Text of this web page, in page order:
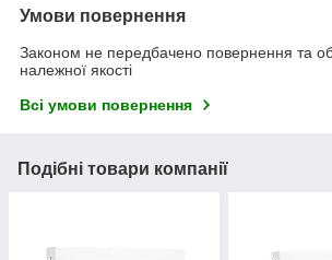
Умови повернення
Законом не передбачено повернення та
належної якості
Всі умови повернення
Подібні товари компанії